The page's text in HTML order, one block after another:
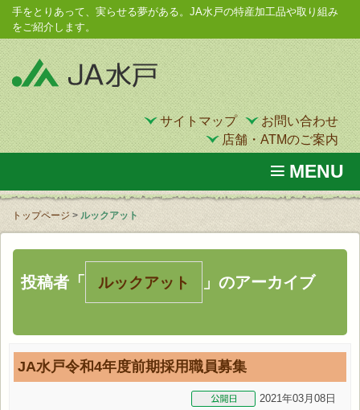
手をとりあって、実らせる夢がある。JA水戸の特産加工品や取り組み
をご紹介します。
お問い合わせ
サイトマップ
店舗・ATMのご案内
MENU
トップページ > ルックアット
投稿者「 ルックアット 」のアーカイブ
JA水戸令和4年度前期採用職員募集
2021年03月08日